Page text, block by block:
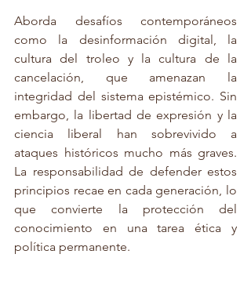
Aborda desafíos contemporáneos
como la desinformación digital, la
cultura del troleo y la cultura de la
cancelación, que amenazan la
integridad del sistema epistémico. Sin
embargo, la libertad de expresión y la
ciencia liberal han sobrevivido a
ataques históricos mucho más graves.
La responsabilidad de defender estos
principios recae en cada generación, lo
que convierte la protección del
conocimiento en una tarea ética y
política permanente.